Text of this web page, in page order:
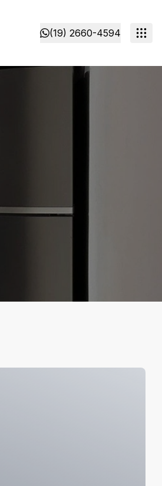
(19) 2660-4594